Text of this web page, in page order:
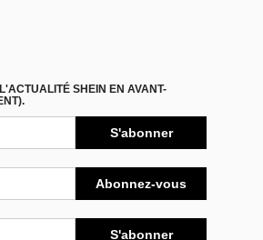
SHEIN EN AVANT-
S'abonner
Abonnez-vous
S'abonner